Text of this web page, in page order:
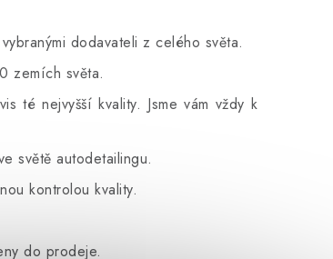
dodavateli z celého světa.
zemích světa.
té nejvyšší kvality. Jsme vám vždy k
světě autodetailingu.
kontrolou kvality.
do prodeje.